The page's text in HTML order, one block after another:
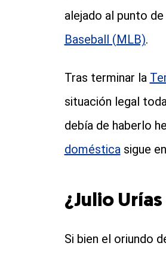
alejado al punto de
Baseball (MLB).
Tras terminar la
situación legal
debía de haberlo
domésticasigue
¿Julio
Si bien el oriundo